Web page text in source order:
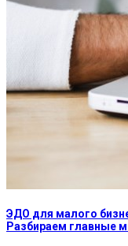
ЭДО для малого
Разбираем главные